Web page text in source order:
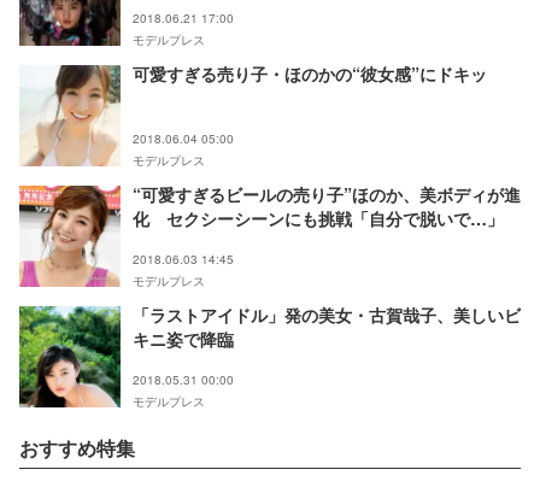
2018.06.21 17:00
モデルプレス
可愛すぎる売り子・ほのかの“彼女感”にドキッ
2018.06.04 05:00
モデルプレス
“可愛すぎるビールの売り子”ほのか、美ボディが進
化 セクシーシーンにも挑戦「自分で脱いで…」
2018.06.03 14:45
モデルプレス
「ラストアイドル」発の美女・古賀哉子、美しいビ
キニ姿で降臨
2018.05.31 00:00
モデルプレス
おすすめ特集